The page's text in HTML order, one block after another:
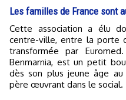
Les familles de France sont
Cette association a élu domicile rue Nationale, en plein
centre-ville, entre la porte
transformée par
Benmarnia, est un petit
dès son plus jeune âge
père œuvrant dans le social.